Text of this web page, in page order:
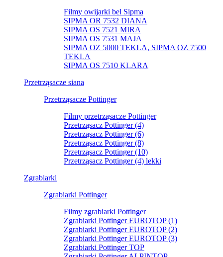
Filmy owijarki bel Sipma
SIPMA OR 7532 DIANA
SIPMA OS 7521 MIRA
SIPMA OS 7531 MAJA
SIPMA OZ 5000 TEKLA, SIPMA OZ 7500
TEKLA
SIPMA OS 7510 KLARA
Przetrząsacze siana
Przetrząsacze Pottinger
Filmy przetrząsacze Pottinger
Przetrząsacz Pottinger (4)
Przetrząsacz Pottinger (6)
Przetrząsacz Pottinger (8)
Przetrząsacz Pottinger (10)
Przetrząsacz Pottinger (4) lekki
Zgrabiarki
Zgrabiarki Pottinger
Filmy zgrabiarki Pottinger
Zgrabiarki Pottinger EUROTOP (1)
Zgrabiarki Pottinger EUROTOP (2)
Zgrabiarki Pottinger EUROTOP (3)
Zgrabiarki Pottinger TOP